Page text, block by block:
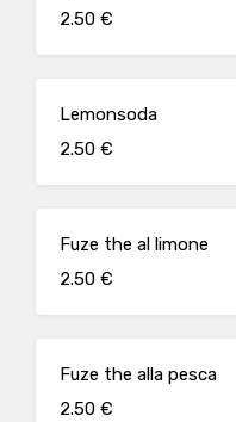
2.50 €
Lemonsoda
2.50 €
Fuze the al limone
2.50 €
Fuze the alla pesca
2.50 €